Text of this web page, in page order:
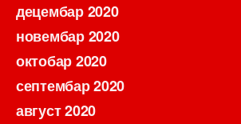
децембар 2020
новембар 2020
октобар 2020
септембар 2020
август 2020